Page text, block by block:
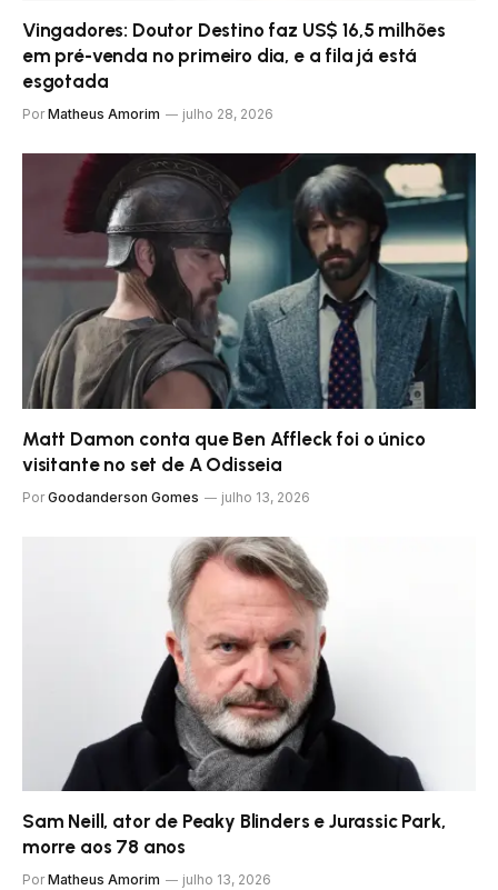
Vingadores: Doutor Destino faz US$ 16,5 milhões
em pré-venda no primeiro dia, e a fila já está
esgotada
Por Matheus Amorim julho 28, 2026
Matt Damon conta que Ben Affleck foi o único
visitante no set de A Odisseia
Por Goodanderson Gomes julho 13, 2026
Sam Neill, ator de Peaky Blinders e Jurassic Park,
morre aos 78 anos
Por Matheus Amorim julho 13, 2026